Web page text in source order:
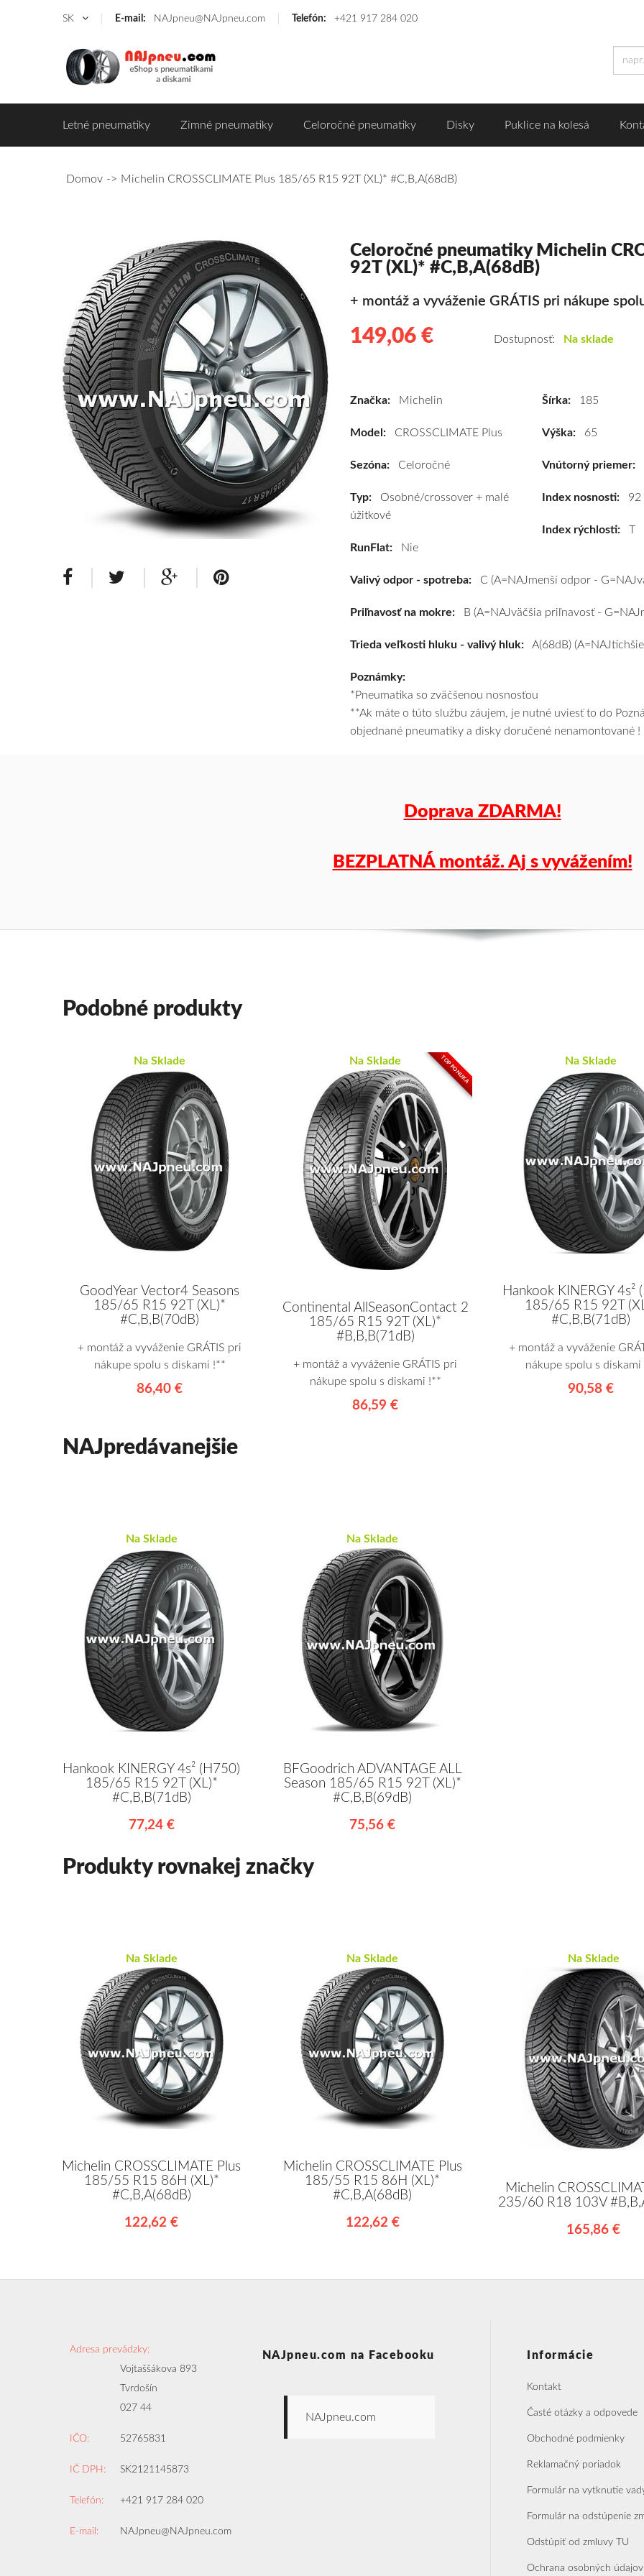
SK E-mail: NAJpneu@NAJpneu.com Telefón: +421 917 284 020
Letné pneumatiky Zimné pneumatiky Celoročné pneumatiky Disky Puklice na kolesá
Domov Michelin CROSSCLIMATE Plus 185/65 R15 92T (XL)* #C,B,A(68dB)
Celoročné pneumatiky Michelin
92T (XL)* #C,B,A(68dB)
+ montáž a vyváženie GRÁTIS pri nákupe
149,06 €
osobné
CROSSCLIMATE
185/65
kúpite
cenu
tomu
vám
pneumatiky
vášho
a
Dostupnosť: Na sklade
Značka: Michelin
Model: CROSSCLIMATE Plus
Sezóna: Celoročné
Typ: Osobné/crossover + malé
úžitkové
RunFlat: Nie
Šírka:185
Výška:65
Vnútorný priemer:
Index nosnosti:92
Index rýchlosti:T
Valivý odpor - spotreba: C (A=NAJmenší odpor -
Priľnavosť na mokre: B (A=NAJväčšia priľnavosť -
Trieda veľkosti hluku - valivý hluk: A(68dB)
Poznámky:
*Pneumatika so zväčšenou nosnosťou
**Ak máte o túto službu záujem, je nutné uviesť to do
objednané pneumatiky a disky doručené nenamontované !
Doprava ZDARMA!
BEZPLATNÁ montáž. Aj s vyvážením!
Podobné produkty
Na Sklade
GoodYear Vector4 Seasons
185/65 R15 92T (XL)*
#C,B,B(70dB)
+ montáž a vyváženie GRÁTIS pri
nákupe spolu s diskami !**
86,40 €
TOP PONUKA
Na Sklade
Continental AllSeasonContact 2
185/65 R15 92T (XL)*
#B,B,B(71dB)
+ montáž a vyváženie GRÁTIS pri
nákupe spolu s diskami !**
86,59 €
Na Sklade
Hankook KINERGY 4s²
185/65 R15 92T
#C,B,B(71dB)
+ montáž a vyváženie
nákupe spolu s diskami
90,58 €
NAJpredávanejšie
Na Sklade
Hankook KINERGY 4s² (H750)
185/65 R15 92T (XL)*
#C,B,B(71dB)
77,24 €
Na Sklade
BFGoodrich ADVANTAGE ALL
Season 185/65 R15 92T (XL)*
#C,B,B(69dB)
75,56 €
Produkty rovnakej značky
Na Sklade
Michelin CROSSCLIMATE Plus
185/55 R15 86H (XL)*
#C,B,A(68dB)
122,62 €
Na Sklade
Michelin CROSSCLIMATE Plus
185/55 R15 86H (XL)*
#C,B,A(68dB)
122,62 €
Na Sklade
Michelin
235/60 R18 103V
165,86 €
Adresa prevádzky:
Vojtaššákova 893
Tvrdošín
027 44
IČO: 52765831
IČ DPH: SK2121145873
Telefón: +421 917 284 020
E-mail: NAJpneu@NAJpneu.com
NAJpneu.com na Facebooku
NAJpneu.com
Informácie
Kontakt
Časté otázky a odpovede
Obchodné podmienky
Reklamačný poriadok
Formulár na vytknutie
Formulár na odstúpenie
Odstúpiť od zmluvy TU
Ochrana osobných údajov